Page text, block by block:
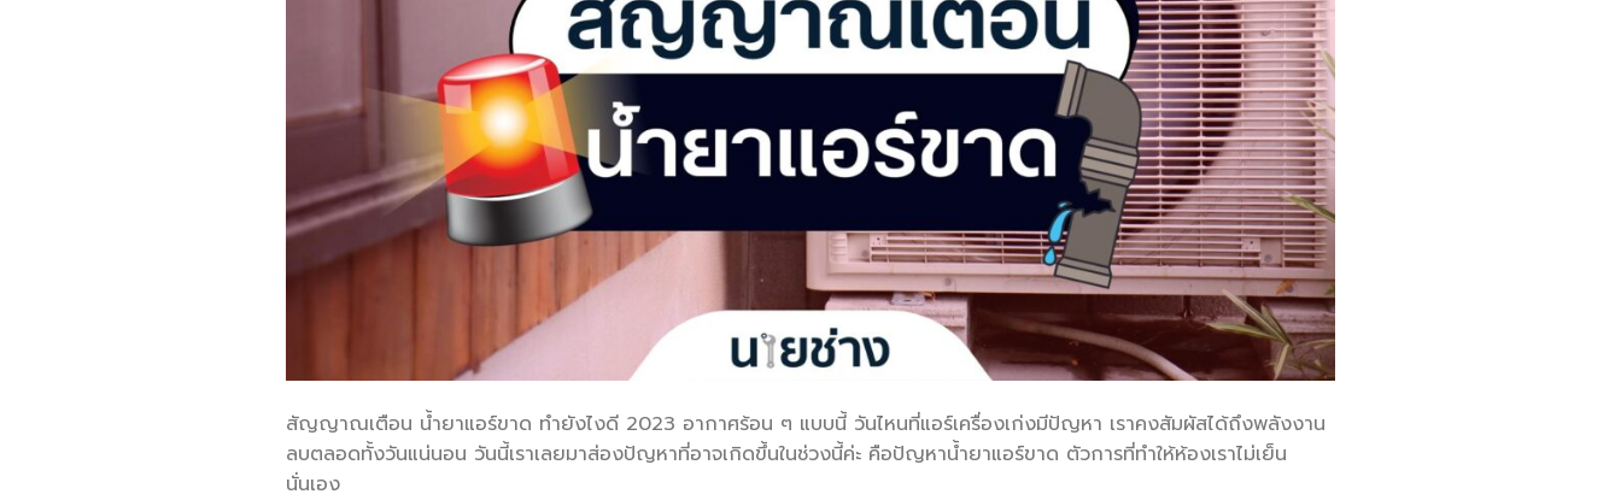
สัญญาณเตือน น้ำยาแอร์ขาด ทำยังไงดี 2023 อากาศร้อน ๆ แบบนี้ วันไหนที่แอร์เครื่องเก่งมีปัญหา เราคงสัมผัสได้ถึงพลังงาน
ลบตลอดทั้งวันแน่นอน วันนี้เราเลยมาส่องปัญหาที่อาจเกิดขึ้นในช่วงนี้ค่ะ คือปัญหาน้ำยาแอร์ขาด ตัวการที่ทำให้ห้องเราไม่เย็น
นั่นเอง